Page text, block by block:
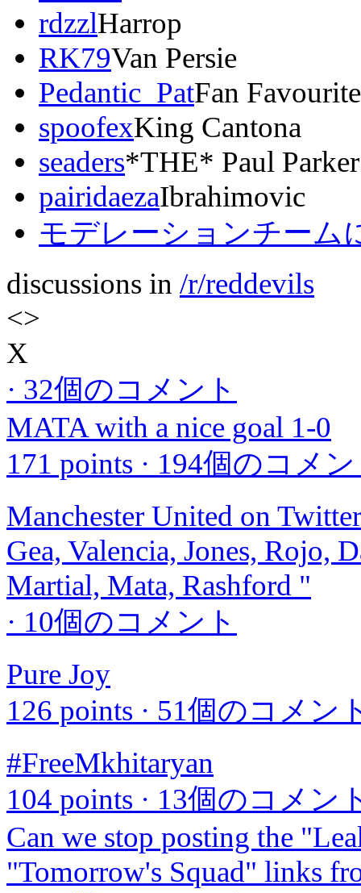
rdzzlHarrop
RK79Van Persie
Pedantic_PatFan
spoofexKing Cantona
seaders*THE* Paul Parker
pairidaezaIbrahimovic
モデレーションチーム
discussions in /r/reddevils
<>
X
· 32個のコメント
MATA with a nice goal 1-0
171 points · 194個のコメ
Manchester United on
Gea, Valencia, Jones, Rojo,
Martial, Mata, Rashford "
· 10個のコメント
Pure Joy
126 points · 51個のコメン
#FreeMkhitaryan
104 points · 13個のコメン
Can we stop posting the
"Tomorrow's Squad" links